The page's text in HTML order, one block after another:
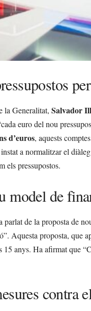
la Generalitat, Salvador
euro del nou
d’euros, aquests
a normalitzar el
els pressupostos.
model de
de la proposta de
Aquesta proposta, que
anys. Ha afirmat que
contra